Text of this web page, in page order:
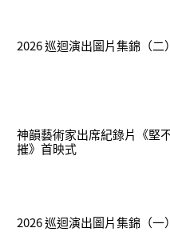
2026 巡迴演出圖片集錦（二）
神韻藝術家出席紀錄片《堅
摧》首映式
2026 巡迴演出圖片集錦（一）